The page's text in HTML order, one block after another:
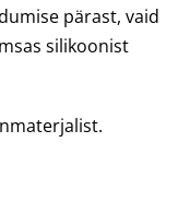
pärast, vaid
silikoonist